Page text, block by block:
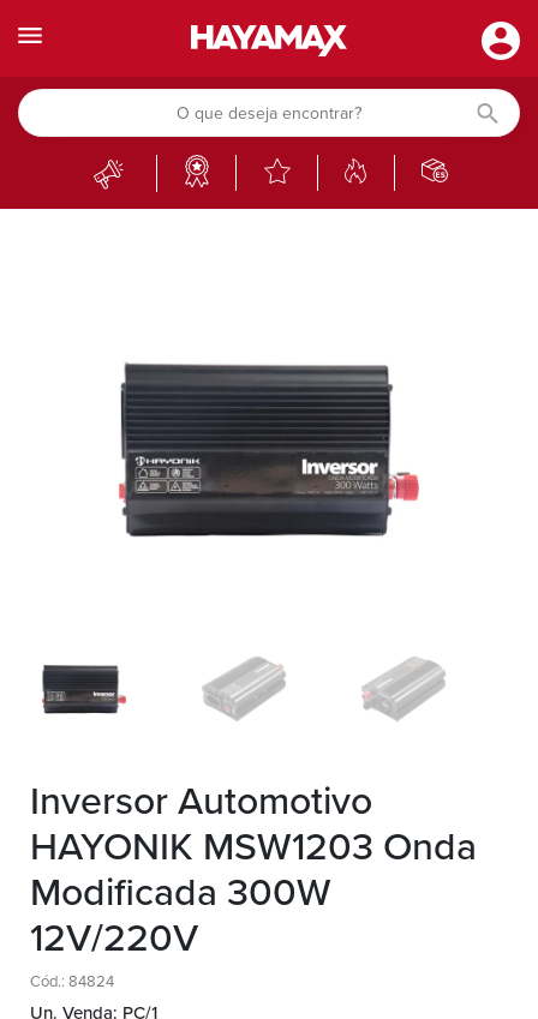
Inversor Automotivo
HAYONIK MSW1203 Onda
Modificada 300W
12V/220V
Cód.: 84824
Un. Venda: PC/1